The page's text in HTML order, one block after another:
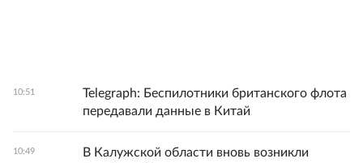
10:51
Telegraph: Беспилотники британского флота
передавали данные в Китай
10:49
В Калужской области вновь возникли